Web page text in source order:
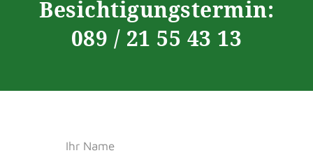
Besichtigungstermin:
089 / 21 55 43 13
Ihr Name